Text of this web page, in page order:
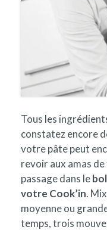
Tous les
constatez encore
votre pâte peut
revoir aux amas
passage dans le
votre Cook’in.
moyenne ou
temps, trois